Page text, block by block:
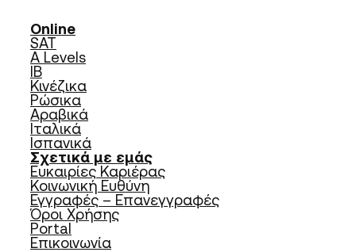
Online
SAT
A Levels
IB
Κινέζικα
Ρώσικα
Αραβικά
Ιταλικά
Ισπανικά
Σχετικά με εμάς
Ευκαιρίες Καριέρας
Κοινωνική Ευθύνη
Εγγραφές – Επανεγγραφές
Όροι Χρήσης
Portal
Επικοινωνία